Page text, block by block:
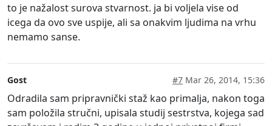
to je nažalost surova stvarnost. ja bi voljela vise od
icega da ovo sve uspije, ali sa onakvim ljudima na vrhu
nemamo sanse.
Gost #7 Mar 26, 2014, 15:36
Odradila sam pripravnički staž kao primalja, nakon toga
sam položila stručni, upisala studij sestrstva, kojega sad